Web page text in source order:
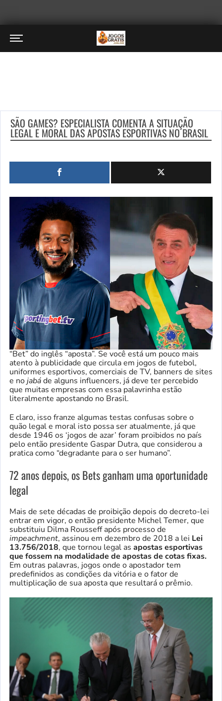
SÃO GAMES? ESPECIALISTA COMENTA A SITUAÇÃO
LEGAL E MORAL DAS APOSTAS ESPORTIVAS NO BRASIL
“Bet” do inglês “aposta”. Se você está um pouco mais
atento à publicidade que circula em jogos de futebol,
uniformes esportivos, comerciais de TV, banners de sites
e nojabáde alguns influencers, já deve ter percebido
que muitas empresas com essa palavrinha estão
literalmente apostando no Brasil.
E claro, isso franze algumas testas confusas sobre o
quão legal e moral isto possa ser atualmente, já que
desde 1946 os ‘jogos de azar’ foram proibidos no país
pelo então presidente Gaspar Dutra, que considerou a
pratica como “degradante para o ser humano”.
72 anos depois, os Bets ganham uma oportunidade
legal
Mais de sete décadas de proibição depois do decreto-lei
entrar em vigor, o então presidente Michel Temer, que
substituiu Dilma Rousseff após processo de
impeachment, assinou em dezembro de 2018 a lei Lei
13.756/2018, que tornou legal as apostas esportivas
que fossem na modalidade de apostas de cotas fixas.
Em outras palavras, jogos onde o apostador tem
predefinidos as condições da vitória e o fator de
multiplicação de sua aposta que resultará o prêmio.